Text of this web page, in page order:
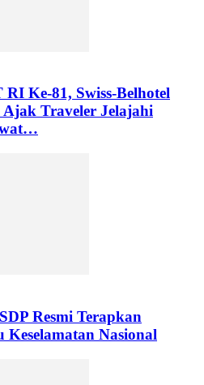
Ke-81, Swiss-Belhotel
Traveler Jelajahi
Resmi Terapkan
Keselamatan Nasional